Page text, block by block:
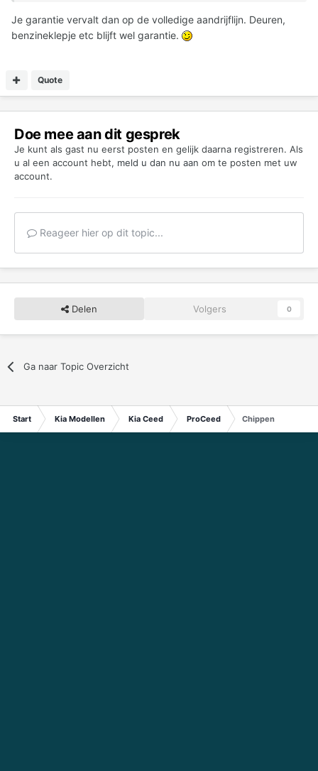
gt-line.
Je garantie vervalt dan op de volledige aandrijflijn. Deuren,
benzineklepje etc blijft wel garantie.
Quote
Doe mee aan dit gesprek
Je kunt als gast nu eerst posten en gelijk daarna registreren. Als
u al een account hebt, meld u dan nu aan om te posten met uw
account.
Reageer hier op dit topic...
Delen Volgers 0
Ga naar Topic Overzicht
Start Kia Modellen Kia Ceed ProCeed Chippen